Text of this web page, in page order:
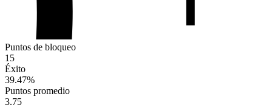
Puntos de bloqueo
15
Éxito
39.47%
Puntos promedio
3.75